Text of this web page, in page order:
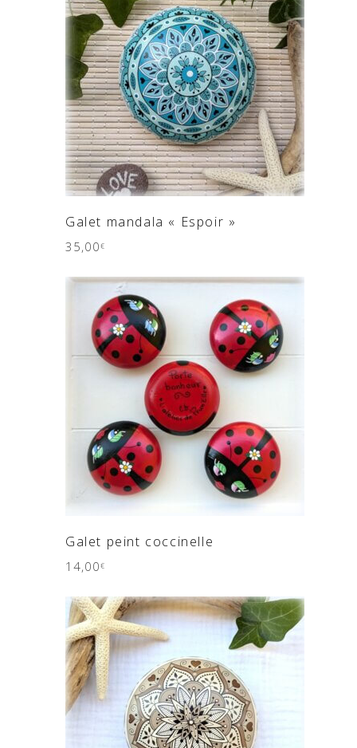
AJOUTER AU PANIER
Galet mandala « Espoir »
35,00€
AJOUTER AU PANIER
Galet peint coccinelle
14,00€